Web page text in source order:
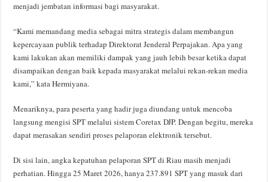
menjadi jembatan informasi bagi masyarakat.
“Kami memandang media sebagai mitra strategis dalam membangun
kepercayaan publik terhadap Direktorat Jenderal Perpajakan. Apa yang
kami lakukan akan memiliki dampak yang jauh lebih besar ketika dapat
disampaikan dengan baik kepada masyarakat melalui rekan-rekan media
kami,” kata Hermiyana.
Menariknya, para peserta yang hadir juga diundang untuk mencoba
langsung mengisi SPT melalui sistem Coretax DJP. Dengan begitu, mereka
dapat merasakan sendiri proses pelaporan elektronik tersebut.
Di sisi lain, angka kepatuhan pelaporan SPT di Riau masih menjadi
perhatian. Hingga 25 Maret 2026, hanya 237.891 SPT yang masuk dari